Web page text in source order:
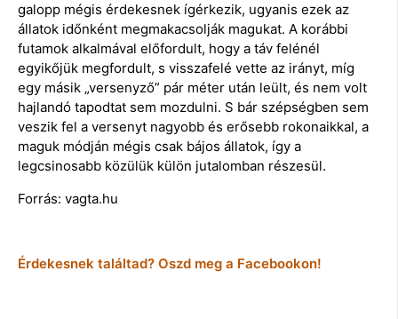
galopp mégis érdekesnek ígérkezik, ugyanis ezek az
állatok időnként megmakacsolják magukat. A korábbi
futamok alkalmával előfordult, hogy a táv felénél
egyikőjük megfordult, s visszafelé vette az irányt, míg
egy másik „versenyző” pár méter után leült, és nem volt
hajlandó tapodtat sem mozdulni. S bár szépségben sem
veszik fel a versenyt nagyobb és erősebb rokonaikkal, a
maguk módján mégis csak bájos állatok, így a
legcsinosabb közülük külön jutalomban részesül.
Forrás: vagta.hu
Érdekesnek találtad? Oszd meg a Facebookon!